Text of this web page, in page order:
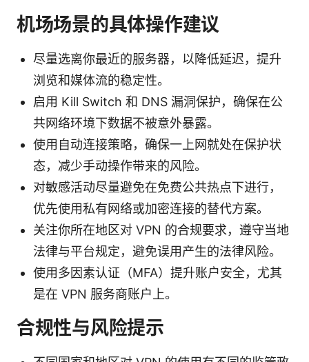
机场场景的具体操作建议
尽量选离你最近的服务器，以降低延迟，提升
浏览和媒体流的稳定性。
启用 Kill Switch 和 DNS 漏洞保护，确保在公
共网络环境下数据不被意外暴露。
使用自动连接策略，确保一上网就处在保护状
态，减少手动操作带来的风险。
对敏感活动尽量避免在免费公共热点下进行，
优先使用私有网络或加密连接的替代方案。
关注你所在地区对 VPN 的合规要求，遵守当地
法律与平台规定，避免误用产生的法律风险。
使用多因素认证（MFA）提升账户安全，尤其
是在 VPN 服务商账户上。
合规性与风险提示